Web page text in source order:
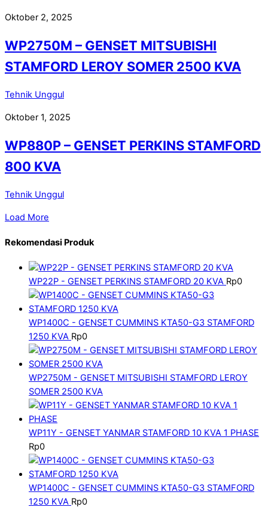
Oktober 2, 2025
WP2750M – GENSET MITSUBISHI
STAMFORD LEROY SOMER 2500 KVA
Tehnik Unggul
Oktober 1, 2025
WP880P – GENSET PERKINS STAMFORD
800 KVA
Tehnik Unggul
Load More
Rekomendasi Produk
WP22P - GENSET PERKINS STAMFORD 20 KVA Rp0
WP1400C - GENSET CUMMINS KTA50-G3 STAMFORD
1250 KVA Rp0
WP2750M - GENSET MITSUBISHI STAMFORD LEROY
SOMER 2500 KVA
WP11Y - GENSET YANMAR STAMFORD 10 KVA 1 PHASE
Rp0
WP1400C - GENSET CUMMINS KTA50-G3 STAMFORD
1250 KVA Rp0